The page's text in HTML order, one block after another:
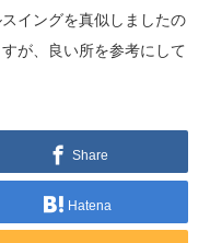
イングを真似しましたの
が、良い所を参考にして
Share
Hatena